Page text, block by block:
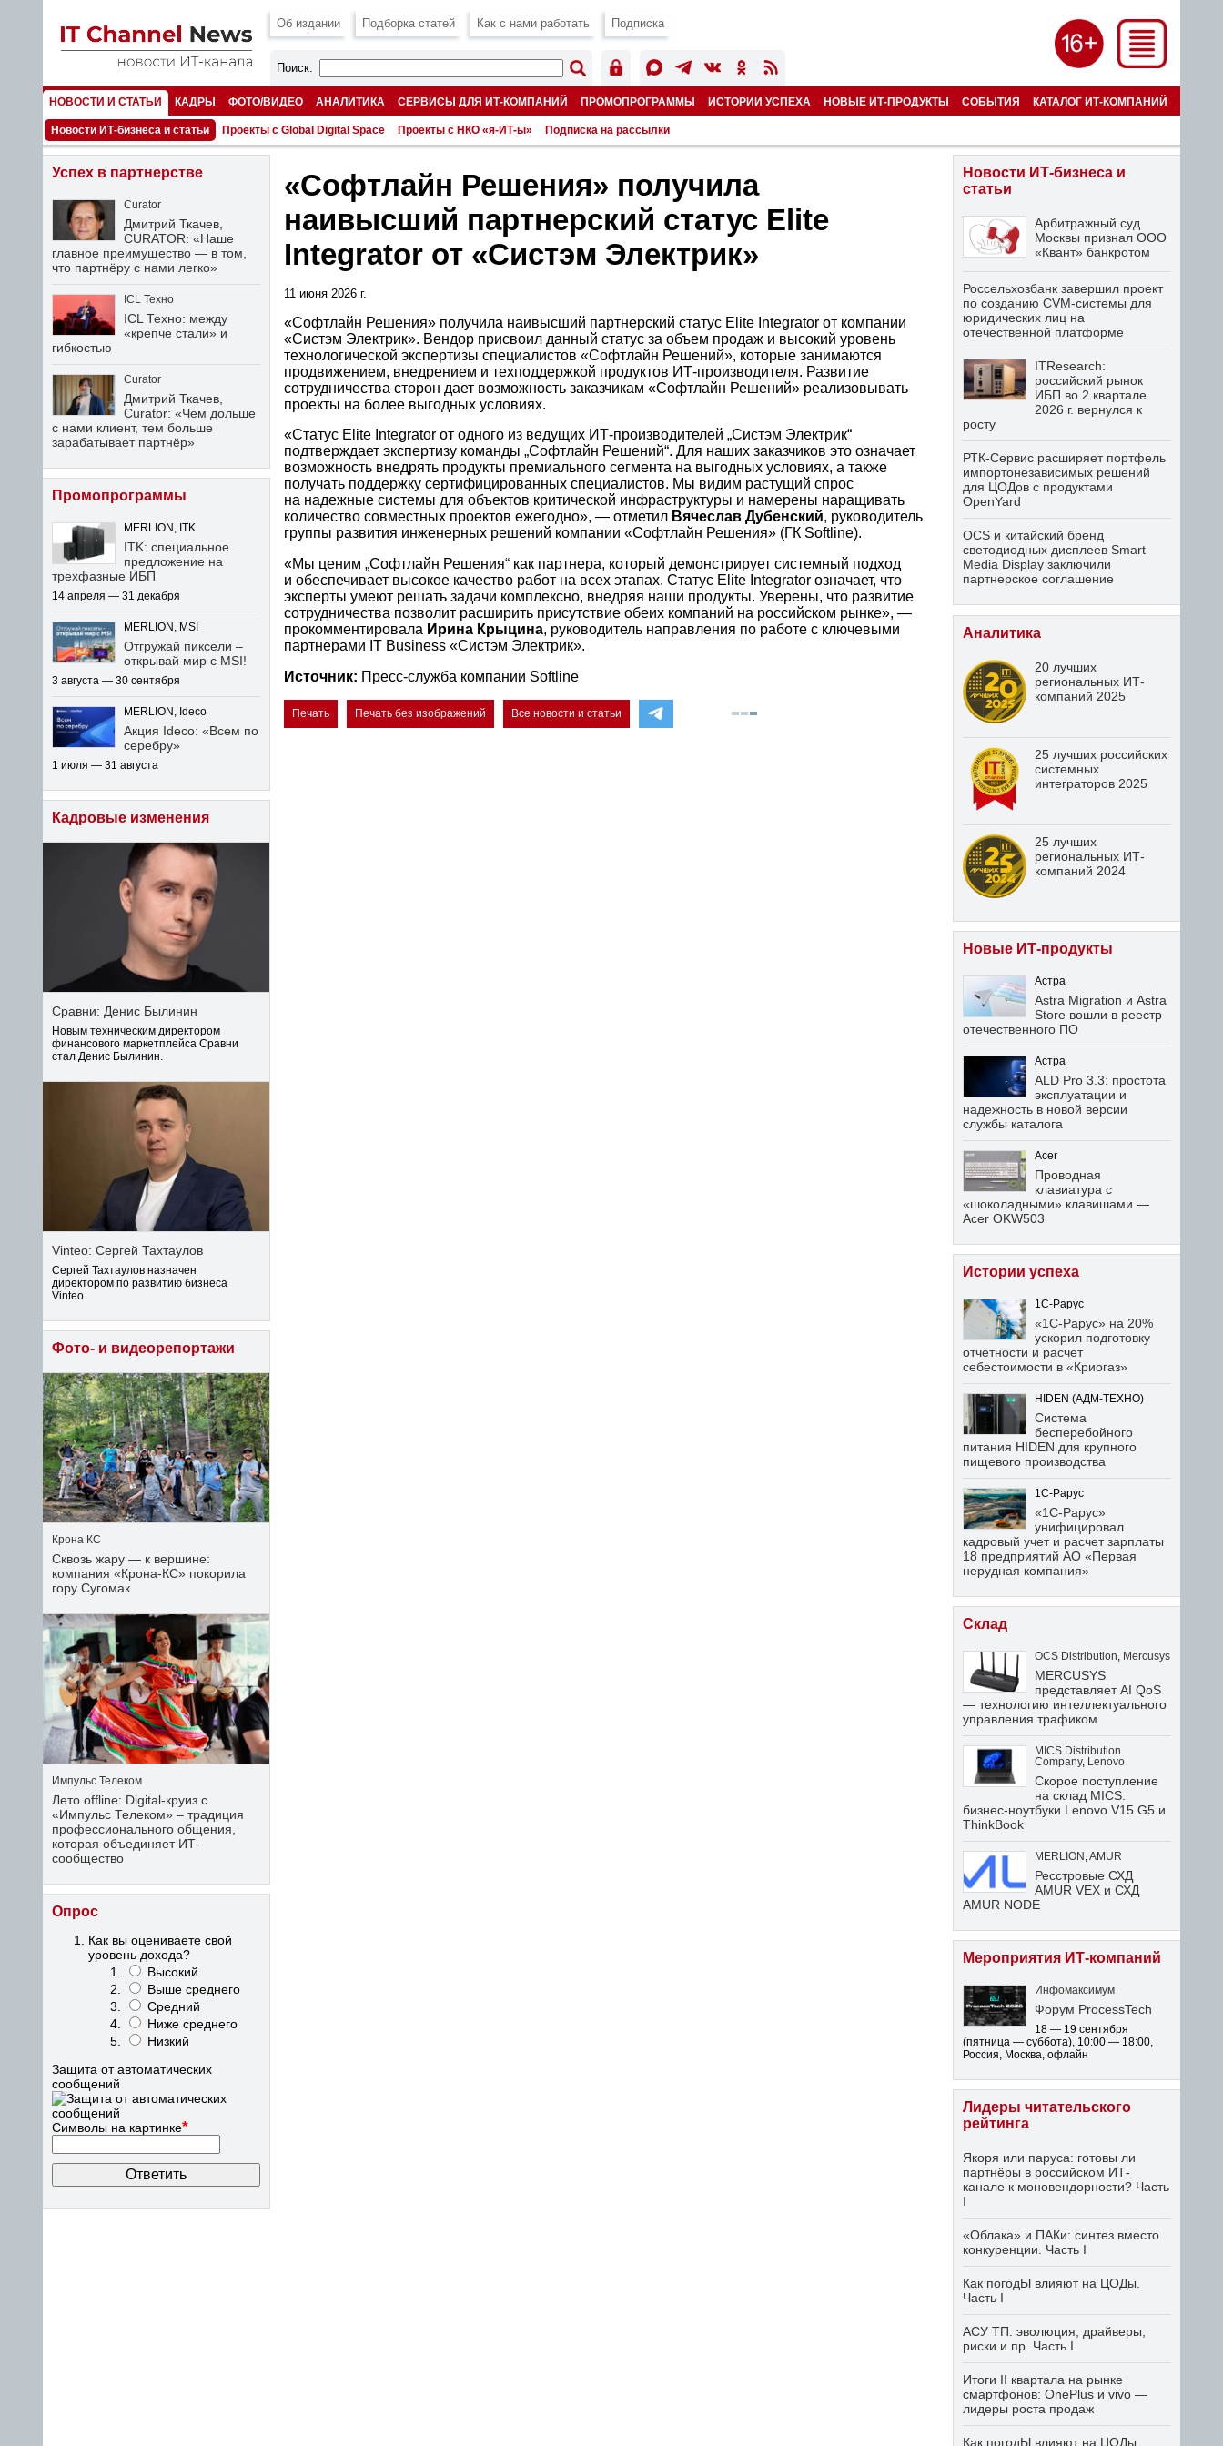
Об издании Подборка статей Как с нами работать Подписка
Поиск:
НОВОСТИ И СТАТЬИ КАДРЫ ФОТО/ВИДЕО АНАЛИТИКА СЕРВИСЫ ДЛЯ ИТ-КОМПАНИЙ ПРОМОПРОГРАММЫ ИСТОРИИ УСПЕХА НОВЫЕ ИТ-ПРОДУКТЫ СОБЫТИЯ КАТАЛОГ ИТ-КОМПАНИЙ
НОМЕРА
Новости ИТ-бизнеса и статьи Проекты с Global Digital Space Проекты с НКО «я-ИТ-ы» Подписка на рассылки
«Софтлайн Решения» получила
наивысший партнерский статус Elite
Integrator от «Систэм Электрик»
11 июня 2026 г.
«Софтлайн Решения» получила наивысший партнерский статус Elite Integrator от компании
«Систэм Электрик». Вендор присвоил данный статус за объем продаж и высокий уровень
технологической экспертизы специалистов «Софтлайн Решений», которые занимаются
продвижением, внедрением и техподдержкой продуктов ИТ-производителя. Развитие
сотрудничества сторон дает возможность заказчикам «Софтлайн Решений» реализовывать
проекты на более выгодных условиях.
«Статус Elite Integrator от одного из ведущих ИТ-производителей „Систэм Электрик“
подтверждает экспертизу команды „Софтлайн Решений“. Для наших заказчиков это означает
возможность внедрять продукты премиального сегмента на выгодных условиях, а также
получать поддержку сертифицированных специалистов. Мы видим растущий спрос
на надежные системы для объектов критической инфраструктуры и намерены наращивать
количество совместных проектов ежегодно», — отметил Вячеслав Дубенский, руководитель
группы развития инженерных решений компании «Софтлайн Решения» (ГК Softline).
«Мы ценим „Софтлайн Решения“ как партнера, который демонстрирует системный подход
и обеспечивает высокое качество работ на всех этапах. Статус Elite Integrator означает, что
эксперты умеют решать задачи комплексно, внедряя наши продукты. Уверены, что развитие
сотрудничества позволит расширить присутствие обеих компаний на российском рынке», —
прокомментировала Ирина Крыцина, руководитель направления по работе с ключевыми
партнерами IT Business «Систэм Электрик».
Источник: Пресс-служба компании Softline
Печать Печать без изображений Все новости и статьи
Успех в партнерстве
Curator
Дмитрий Ткачев,
CURATOR: «Наше
главное преимущество — в том,
что партнёру с нами легко»
ICL Техно
ICL Техно: между
«крепче стали» и
гибкостью
Curator
Дмитрий Ткачев,
Curator: «Чем дольше
с нами клиент, тем больше
зарабатывает партнёр»
Промопрограммы
MERLION, ITK
ITK: специальное
предложение на
трехфазные ИБП
14 апреля — 31 декабря
MERLION, MSI
Отгружай пиксели –
открывай мир с MSI!
3 августа — 30 сентября
MERLION, Ideco
Акция Ideco: «Всем по
серебру»
1 июля — 31 августа
Кадровые изменения
Сравни: Денис Былинин
Новым техническим директором
финансового маркетплейса Сравни
стал Денис Былинин.
Vinteo: Сергей Тахтаулов
Сергей Тахтаулов назначен
директором по развитию бизнеса
Vinteo.
Фото- и видеорепортажи
Крона КС
Сквозь жару — к вершине:
компания «Крона‑КС» покорила
гору Сугомак
Импульс Телеком
Лето offline: Digital-круиз с
«Импульс Телеком» – традиция
профессионального общения,
которая объединяет ИТ-
сообщество
Опрос
Как вы оцениваете свой
уровень дохода?
Высокий
Выше среднего
Средний
Ниже среднего
Низкий
Защита от автоматических
сообщений
Символы на картинке*
Новости ИТ-бизнеса и
статьи
Арбитражный суд
Москвы признал ООО
«Квант» банкротом
Россельхозбанк завершил проект
по созданию CVM-системы для
юридических лиц на
отечественной платформе
ITResearch:
российский рынок
ИБП во 2 квартале
2026 г. вернулся к
росту
РТК-Сервис расширяет портфель
импортонезависимых решений
для ЦОДов с продуктами
OpenYard
OCS и китайский бренд
светодиодных дисплеев Smart
Media Display заключили
партнерское соглашение
Аналитика
20 лучших
региональных ИТ-
компаний 2025
25 лучших российских
системных
интеграторов 2025
25 лучших
региональных ИТ-
компаний 2024
Новые ИТ-продукты
Астра
Astra Migration и Astra
Store вошли в реестр
отечественного ПО
Астра
ALD Pro 3.3: простота
эксплуатации и
надежность в новой версии
службы каталога
Acer
Проводная
клавиатура с
«шоколадными» клавишами —
Acer OKW503
Истории успеха
1С-Рарус
«1С-Рарус» на 20%
ускорил подготовку
отчетности и расчет
себестоимости в «Криогаз»
HIDEN (АДМ-ТЕХНО)
Система
бесперебойного
питания HIDEN для крупного
пищевого производства
1С-Рарус
«1С-Рарус»
унифицировал
кадровый учет и расчет зарплаты
18 предприятий АО «Первая
нерудная компания»
Склад
OCS Distribution Mercusys
MERCUSYS
представляет AI QoS
— технологию интеллектуального
управления трафиком
MICS Distribution
Company, Lenovo
Скорое поступление
на склад MICS:
бизнес-ноутбуки Lenovo V15 G5 и
ThinkBook
MERLION AMUR
Ресстровые СХД
AMUR VEX и СХД
AMUR NODE
Мероприятия ИТ-компаний
Инфомаксимум
Форум ProcessTech
18 — 19 сентября
(пятница — суббота), 10:00 — 18:00,
Россия, Москва, офлайн
Лидеры читательского
рейтинга
Якоря или паруса: готовы ли
партнёры в российском ИТ-
канале к моновендорности? Часть
I
«Облака» и ПАКи: синтез вместо
конкуренции. Часть I
Как погодЫ влияют на ЦОДы.
Часть I
АСУ ТП: эволюция, драйверы,
риски и пр. Часть I
Итоги II квартала на рынке
смартфонов: OnePlus и vivo —
лидеры роста продаж
Как погодЫ влияют на ЦОДы.